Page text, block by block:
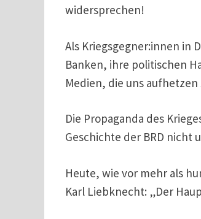
widersprechen!
Als Kriegsgegner:innen in
Banken, ihre politischen
Medien, die uns
Die Propaganda des
Geschichte der BRD nicht
Heute, wie vor mehr als
Karl Liebknecht: „Der